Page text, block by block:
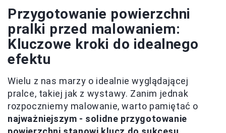
Przygotowanie powierzchni
pralki przed malowaniem:
Kluczowe kroki do idealnego
efektu
Wielu z nas marzy o idealnie wyglądającej
pralce, takiej jak z wystawy. Zanim jednak
rozpoczniemy malowanie, warto pamiętać o
najważniejszym - solidne przygotowanie